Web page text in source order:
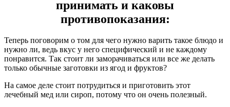
принимать и каковы
противопоказания:
Теперь поговорим о том для чего нужно варить такое блюдо и
нужно ли, ведь вкус у него специфический и не каждому
понравится. Так стоит ли заморачиваться или все же делать
только обычные заготовки из ягод и фруктов?
На самое деле стоит потрудиться и приготовить этот
лечебный мед или сироп, потому что он очень полезный.